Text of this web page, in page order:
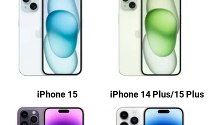
iPhone 15 iPhone 14 Plus/15 Plus